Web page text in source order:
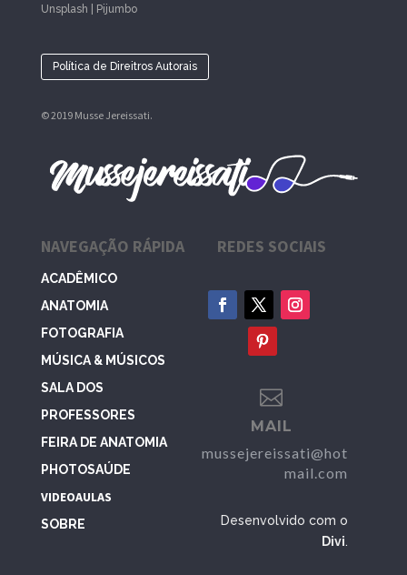
Unsplash | Pijumbo
Política de Direitros Autorais
© 2019 Musse Jereissati.
NAVEGAÇÃO RÁPIDA
ACADÊMICO
ANATOMIA
FOTOGRAFIA
MÚSICA & MÚSICOS
SALA DOS
PROFESSORES
FEIRA DE ANATOMIA
PHOTOSAÚDE
VIDEOAULAS
SOBRE
REDES SOCIAIS

MAIL
mussejereissati@hot
mail.com
Desenvolvido com o
Divi.